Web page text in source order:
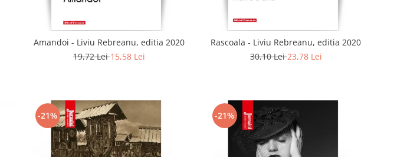
Amandoi - Liviu Rebreanu, editia 2020
19,72 Lei15,58 Lei
Rascoala - Liviu Rebreanu, editia 2020
30,10 Lei23,78 Lei
-21% -21%